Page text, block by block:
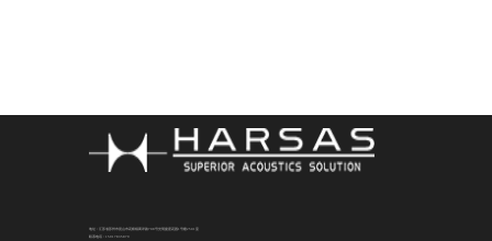
地址：江苏省苏州市昆山市花桥镇商详路708号光明捷座花园1号楼2501室
联系电话：15917835879